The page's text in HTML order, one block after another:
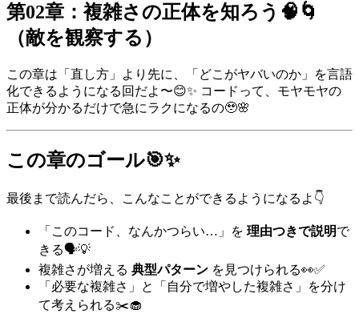
第02章：複雑さの正体を知ろう🧠🌀
（敵を観察する）
この章は「直し方」より先に、「どこがヤバいのか」を言語
化できるようになる回だよ〜😊✨ コードって、モヤモヤの
正体が分かるだけで急にラクになるの🥹🌸
この章のゴール🎯✨
最後まで読んだら、こんなことができるようになるよ👇
「このコード、なんかつらい…」を 理由つきで説明で
きる🗣️💡
複雑さが増える 典型パターン を見つけられる👀✅
「必要な複雑さ」と「自分で増やした複雑さ」を分け
て考えられる✂️🧁